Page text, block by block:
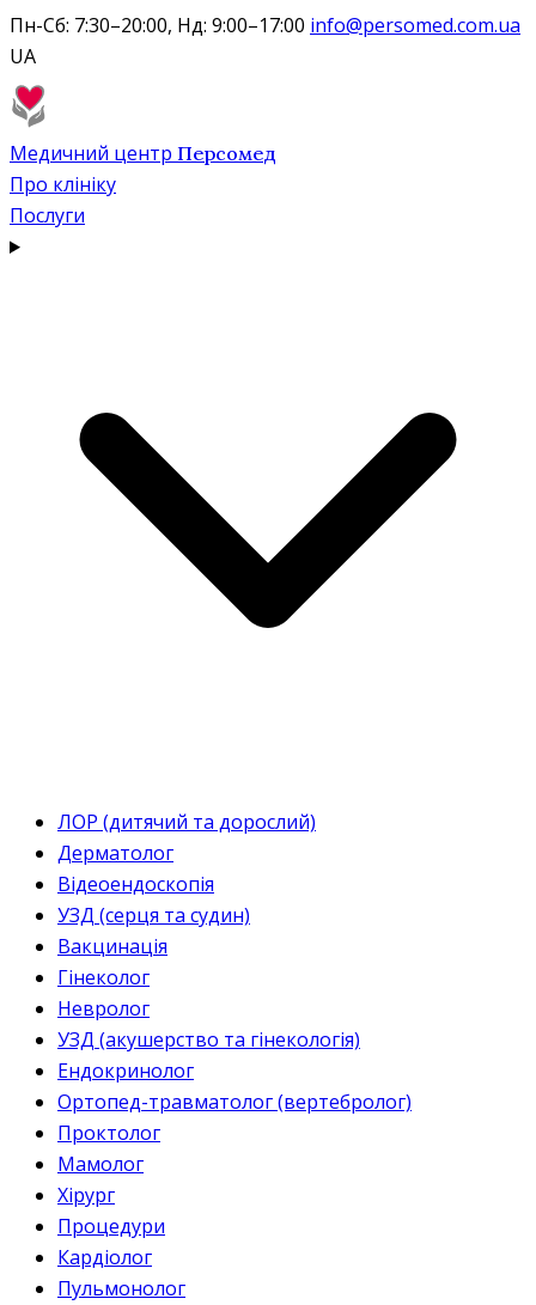
Пн-Сб: 7:30–20:00, Нд: 9:00–17:00 info@persomed.com.ua
UA
Медичний центр Персомед
Про клініку
Послуги
ЛОР (дитячий та дорослий)
Дерматолог
Відеоендоскопія
УЗД (серця та судин)
Вакцинація
Гінеколог
Невролог
УЗД (акушерство та гінекологія)
Ендокринолог
Ортопед-травматолог (вертебролог)
Проктолог
Мамолог
Хірург
Процедури
Кардіолог
Пульмонолог